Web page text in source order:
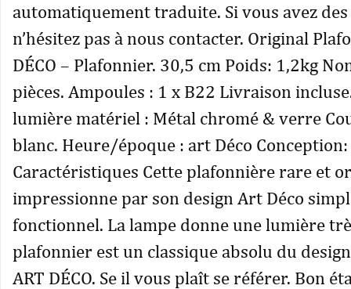
automatiquement traduite. Si vous avez
n’hésitez pas à nous contacter. Original
DÉCO – Plafonnier. 30,5 cm Poids: 1,2kg
pièces. Ampoules : 1 x B22 Livraison
lumière matériel : Métal chromé & verre
blanc. Heure/époque : art Déco
Caractéristiques Cette plafonnière rare et
impressionne par son design Art Déco
fonctionnel. La lampe donne une lumière
plafonnier est un classique absolu du
ART DÉCO. Se il vous plaît se référer. Bon